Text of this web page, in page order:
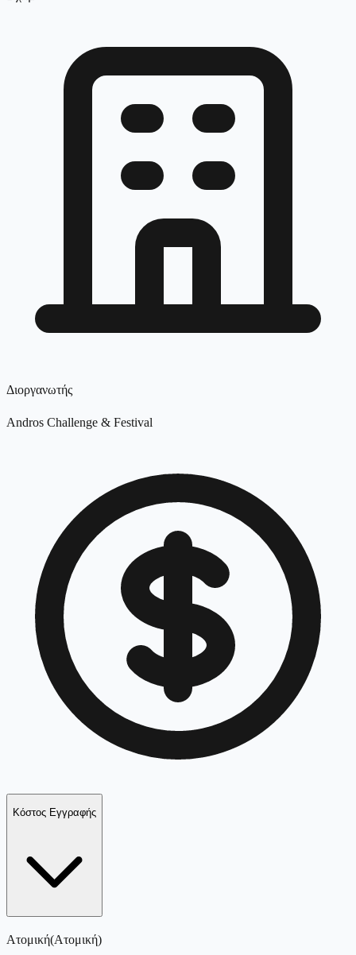
Διοργανωτής
Andros Challenge & Festival
Κόστος Εγγραφής
Ατομική(Ατομική)